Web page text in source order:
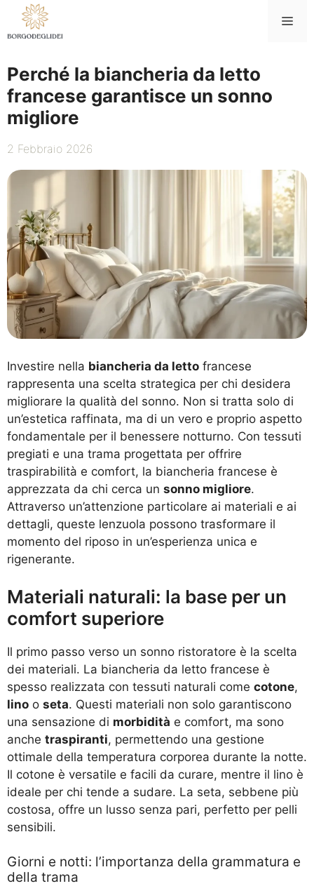
contenuto
Perché la biancheria da letto
francese garantisce un sonno
migliore
2 Febbraio 2026
Investire nella biancheria da letto francese
rappresenta una scelta strategica per chi desidera
migliorare la qualità del sonno. Non si tratta solo di
un’estetica raffinata, ma di un vero e proprio aspetto
fondamentale per il benessere notturno. Con tessuti
pregiati e una trama progettata per offrire
traspirabilità e comfort, la biancheria francese è
apprezzata da chi cerca un sonno migliore.
Attraverso un’attenzione particolare ai materiali e ai
dettagli, queste lenzuola possono trasformare il
momento del riposo in un’esperienza unica e
rigenerante.
Materiali naturali: la base per un
comfort superiore
Il primo passo verso un sonno ristoratore è la scelta
dei materiali. La biancheria da letto francese è
spesso realizzata con tessuti naturali come cotone,
lino o seta. Questi materiali non solo garantiscono
una sensazione di morbidità e comfort, ma sono
anche traspiranti, permettendo una gestione
ottimale della temperatura corporea durante la notte.
Il cotone è versatile e facili da curare, mentre il lino è
ideale per chi tende a sudare. La seta, sebbene più
costosa, offre un lusso senza pari, perfetto per pelli
sensibili.
Giorni e notti: l’importanza della grammatura e
della trama